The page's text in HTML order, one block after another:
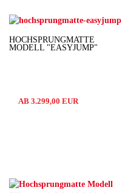
HOCHSPRUNGMATTE
MODELL "EASYJUMP"
AB 3.299,00 EUR